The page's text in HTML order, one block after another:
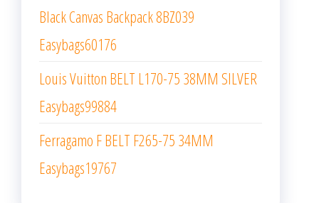
Black Canvas Backpack 8BZ039
Easybags60176
Louis Vuitton BELT L170-75 38MM SILVER
Easybags99884
Ferragamo F BELT F265-75 34MM
Easybags19767